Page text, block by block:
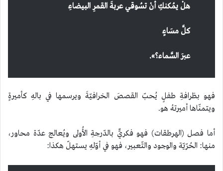
هلْ يمُكنكِ أنْ تسُوقي عربةَ القمرِ البيضاءِ
كلَّ مسَاءٍ
عبرَ السَّماء؟».
فهو بظرافةِ طفلٍ يُحبّ القصصَ الخرافيّةَ ويرسمها في بالهِ كأميرةٍ
ويتمنّاها أميرتهُ هو.
أما فصل (الهرطقات) فهو فكريٌّ بالدّرجةِ الأُولى ويُعالج عدّة محاور،
منها: الحُرّيّة والوجود والتّعبير، فهو في أوّلهِ يستهلّ هكذا: